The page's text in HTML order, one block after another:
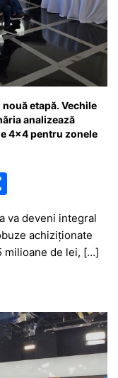
etapă. Vechile
analizează
4×4 pentru zonele
ta
je
ă
va deveni integral
achiziționate
milioane de lei, […]